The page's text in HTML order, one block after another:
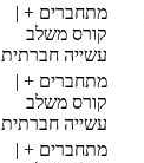
מתחברים + |
קורס משלב
עשייה חברתית
מתחברים + |
קורס משלב
עשייה חברתית
מתחברים + |